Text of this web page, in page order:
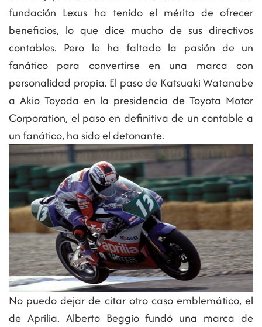
fundación Lexus ha tenido el mérito de ofrecer
beneficios, lo que dice mucho de sus directivos
contables. Pero le ha faltado la pasión de un
fanático para convertirse en una marca con
personalidad propia. El paso de Katsuaki Watanabe
a Akio Toyoda en la presidencia de Toyota Motor
Corporation, el paso en definitiva de un contable a
un fanático, ha sido el detonante.
No puedo dejar de citar otro caso emblemático, el
de Aprilia. Alberto Beggio fundó una marca de